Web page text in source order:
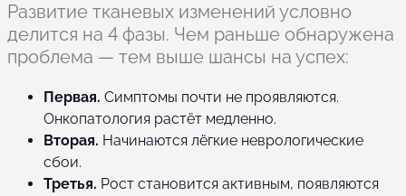
Развитие тканевых изменений условно
делится на 4 фазы. Чем раньше обнаружена
проблема — тем выше шансы на успех:
Первая. Симптомы почти не проявляются.
Онкопатология растёт медленно.
Вторая. Начинаются лёгкие неврологические
сбои.
Третья. Рост становится активным, появляются